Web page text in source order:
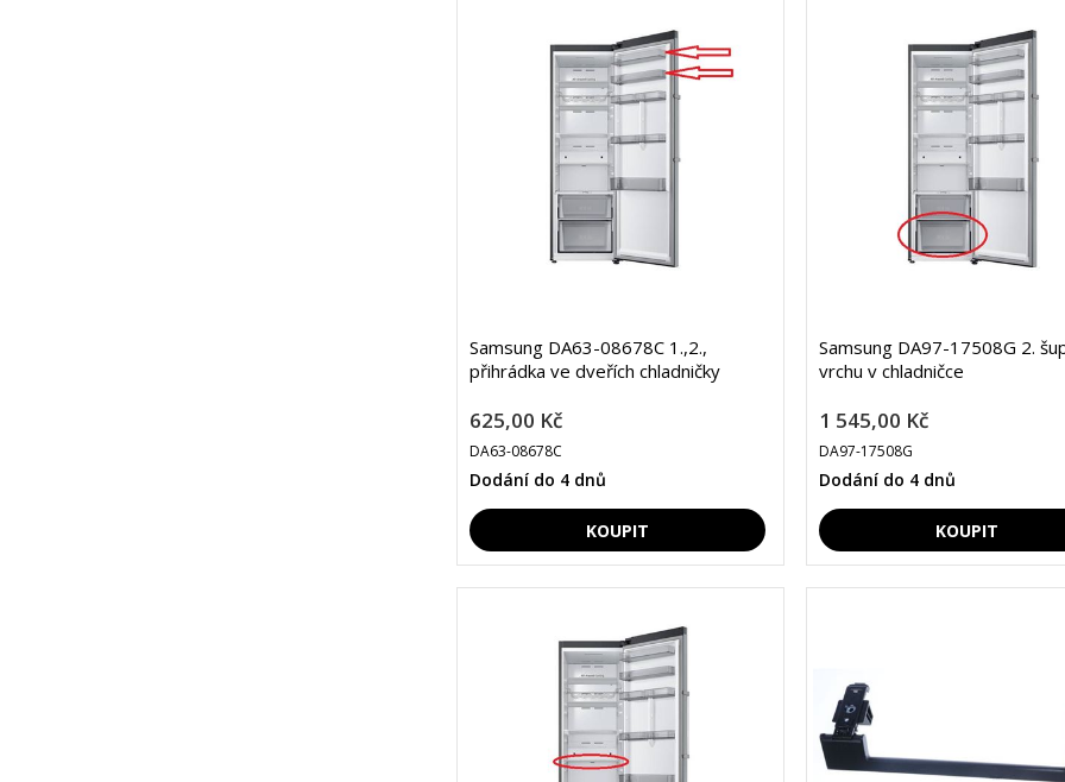
Samsung DA63-08678C 1.,2.,
přihrádka ve dveřích chladničky
625,00 Kč
DA63-08678C
Dodání do 4 dnů
Samsung DA97-17508G 2.
vrchu v chladničce
1 545,00 Kč
DA97-17508G
Dodání do 4 dnů